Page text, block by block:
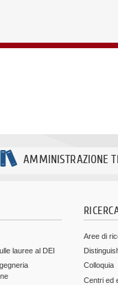
AMMINISTRAZIONE
lauree al DEI
Aree di
Colloquia
Centri ed